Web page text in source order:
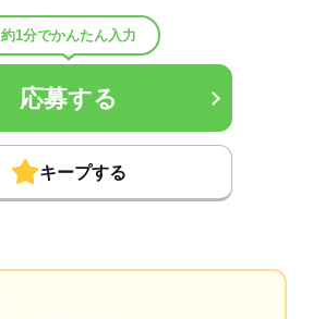
約1分でかんたん入力
応募する
キープする